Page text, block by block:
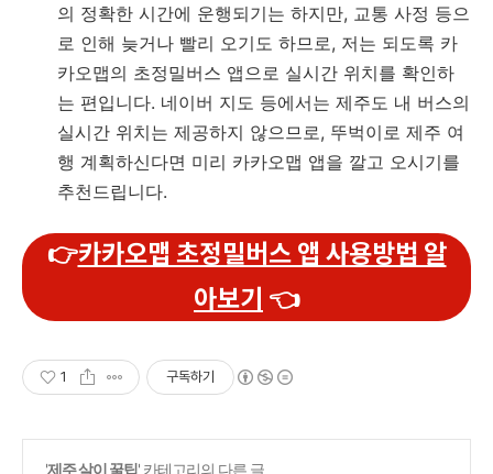
의 정확한 시간에 운행되기는 하지만, 교통 사정 등으
로 인해 늦거나 빨리 오기도 하므로, 저는 되도록 카
카오맵의 초정밀버스 앱으로 실시간 위치를 확인하
는 편입니다. 네이버 지도 등에서는 제주도 내 버스의
실시간 위치는 제공하지 않으므로, 뚜벅이로 제주 여
행 계획하신다면 미리 카카오맵 앱을 깔고 오시기를
추천드립니다.
👉카카오맵 초정밀버스 앱 사용방법 알
아보기 👈
1 구독하기
'제주 살이 꿀팁' 카테고리의 다른 글